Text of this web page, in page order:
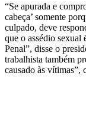
“Se apurada e
cabeça’ somente
culpado, deve
que o assédio
Penal”, disse o
trabalhista também
causado às vítimas”,